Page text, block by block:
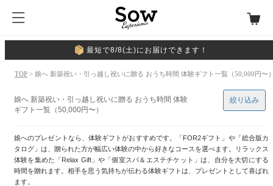
最短で8/8(土)にお届けできます！
TOP > 娘へ 新築祝い・引っ越し祝いに贈る おうち時間 体験ギフト一覧（50,000円〜
娘へ 新築祝い・引っ越し祝いに贈る おうち時間 体験
ギフト一覧（50,000円〜）
娘へのプレゼントなら、体験ギフトがおすすめです。「FOR2ギフト」や「総合版カ
タログ」は、贈られた方が幅広い体験の中から好きなコースを選べます。リラックス
体験を集めた「Relax Gift」や「個室スパ＆エステチケット」は、自分を大切にする
時間を贈れます。相手を思う気持ちが伝わる体験ギフトは、プレゼントとして喜ばれ
ます。
絞り込み